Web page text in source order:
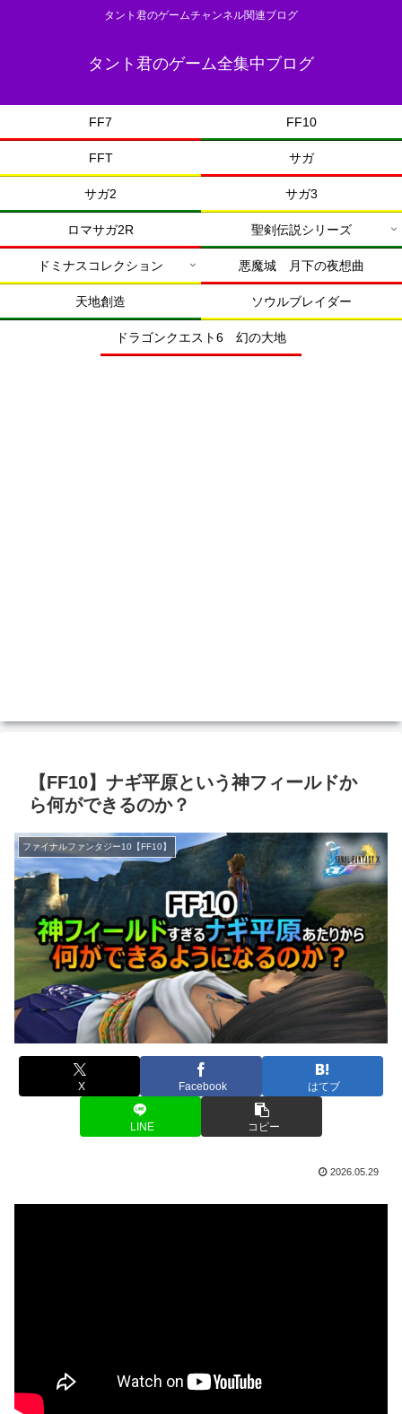
タント君のゲームチャンネル関連ブログ
タント君のゲーム全集中ブログ
FF7 FF10
FFT サガ
サガ2 サガ3
ロマサガ2R 聖剣伝説シリーズ
ドミナスコレクション 悪魔城 月下の夜想曲
天地創造 ソウルブレイダー
ドラゴンクエスト6 幻の大地
【FF10】ナギ平原という神フィールドか
ら何ができるのか？
ファイナルファンタジー10【FF10】
X Facebook はてブ
LINE コピー
2026.05.29